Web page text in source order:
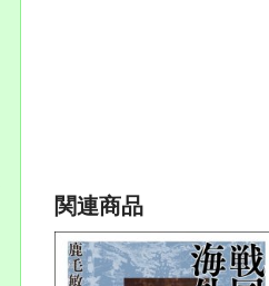
関連商品